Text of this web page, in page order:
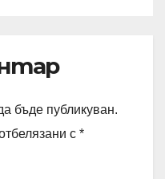
бъде публикуван.
с *